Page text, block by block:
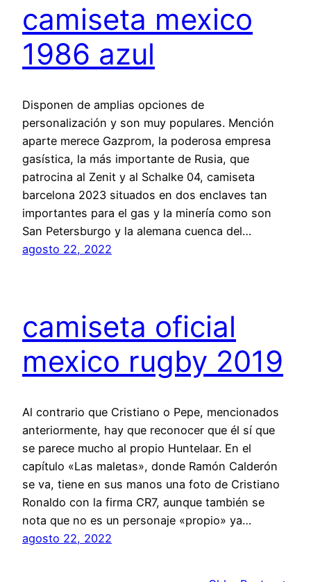
camiseta mexico
1986 azul
Disponen de amplias opciones de
personalización y son muy populares. Mención
aparte merece Gazprom, la poderosa empresa
gasística, la más importante de Rusia, que
patrocina al Zenit y al Schalke 04, camiseta
barcelona 2023 situados en dos enclaves tan
importantes para el gas y la minería como son
San Petersburgo y la alemana cuenca del…
agosto 22, 2022
camiseta oficial
mexico rugby 2019
Al contrario que Cristiano o Pepe, mencionados
anteriormente, hay que reconocer que él sí que
se parece mucho al propio Huntelaar. En el
capítulo «Las maletas», donde Ramón Calderón
se va, tiene en sus manos una foto de Cristiano
Ronaldo con la firma CR7, aunque también se
nota que no es un personaje «propio» ya…
agosto 22, 2022